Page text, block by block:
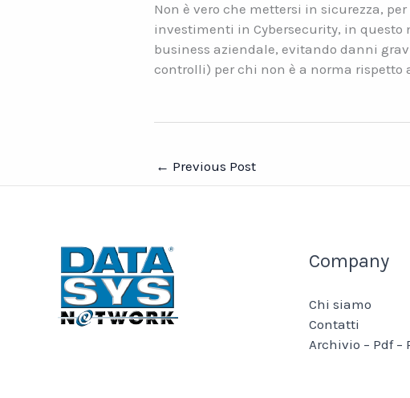
Non è vero che mettersi in sicurezza,
investimenti in Cybersecurity, in questo
business aziendale, evitando danni
controlli) per chi non è a norma rispetto
← Previous Post
Company
Chi siamo
Contatti
Archivio – Pdf –